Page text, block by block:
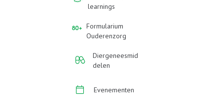
learnings
Formularium
Ouderenzorg
Diergeneesmid
delen
Evenementen